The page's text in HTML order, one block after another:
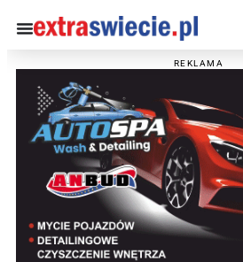
REKLAMA